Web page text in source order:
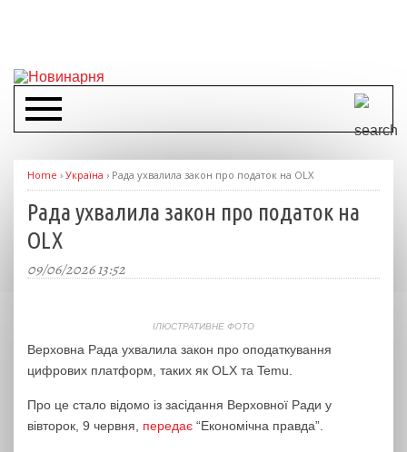
Home › Україна › Рада ухвалила закон про податок на OLX
Рада ухвалила закон про податок на
OLX
09/06/2026 13:52
ІЛЮСТРАТИВНЕ ФОТО
Верховна Рада ухвалила закон про оподаткування
цифрових платформ, таких як OLX та Temu.
Про це стало відомо із засідання Верховної Ради у
вівторок, 9 червня, передає “Економічна правда”.